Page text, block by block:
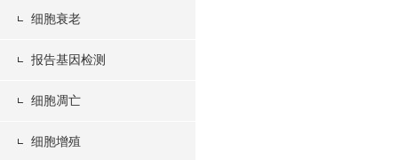
细胞衰老
报告基因检测
细胞凋亡
细胞增殖